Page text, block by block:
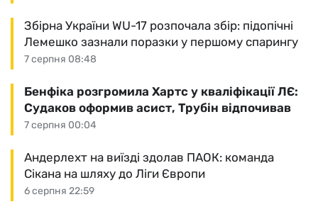
7 серпня 08:48
Збірна України WU-17 розпочала збір: підопічні
Лемешко зазнали поразки у першому спарингу
7 серпня 00:04
Бенфіка розгромила Хартс у кваліфікації ЛЄ:
Судаков оформив асист, Трубін відпочивав
6 серпня 22:59
Андерлехт на виїзді здолав ПАОК: команда
Сікана на шляху до Ліги Європи